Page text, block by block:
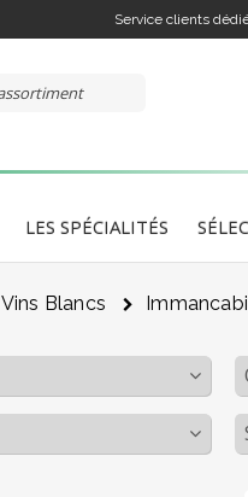
Service clients
LES SPÉCIALITÉS
Vins Blancs